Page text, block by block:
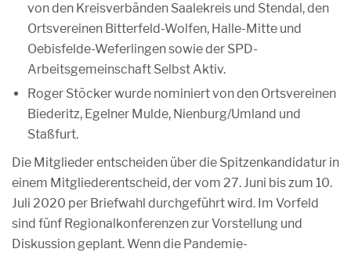
von den Kreisverbänden Saalekreis und Stendal, den
Ortsvereinen Bitterfeld-Wolfen, Halle-Mitte und
Oebisfelde-Weferlingen sowie der SPD-
Arbeitsgemeinschaft Selbst Aktiv.
Roger Stöcker wurde nominiert von den Ortsvereinen
Biederitz, Egelner Mulde, Nienburg/Umland und
Staßfurt.
Die Mitglieder entscheiden über die Spitzenkandidatur in
einem Mitgliederentscheid, der vom 27. Juni bis zum 10.
Juli 2020 per Briefwahl durchgeführt wird. Im Vorfeld
sind fünf Regionalkonferenzen zur Vorstellung und
Diskussion geplant. Wenn die Pandemie-